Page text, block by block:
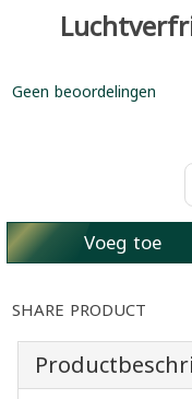
Geen beoordelingen
Voeg toe
SHARE PRODUCT